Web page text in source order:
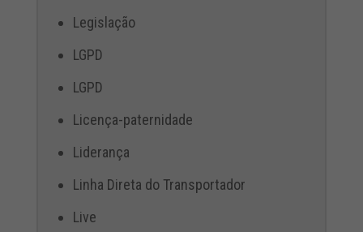
Legislação
LGPD
LGPD
Licença-paternidade
Liderança
Linha Direta do Transportador
Live